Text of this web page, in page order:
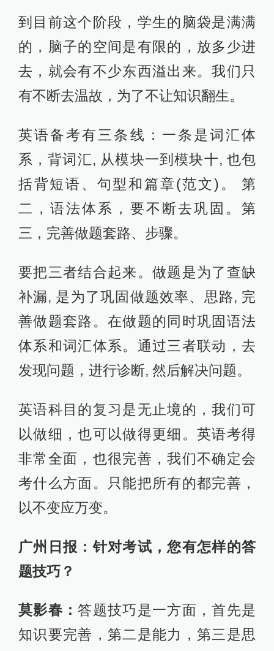
到目前这个阶段，学生的脑袋是满满
的，脑子的空间是有限的，放多少进
去，就会有不少东西溢出来。我们只
有不断去温故，为了不让知识翻生。
英语备考有三条线：一条是词汇体
系，背词汇, 从模块一到模块十, 也包
括背短语、句型和篇章(范文)。 第
二，语法体系，要不断去巩固。第
三，完善做题套路、步骤。
要把三者结合起来。做题是为了查缺
补漏, 是为了巩固做题效率、思路, 完
善做题套路。在做题的同时巩固语法
体系和词汇体系。通过三者联动，去
发现问题，进行诊断, 然后解决问题。
英语科目的复习是无止境的，我们可
以做细，也可以做得更细。英语考得
非常全面，也很完善，我们不确定会
考什么方面。只能把所有的都完善，
以不变应万变。
广州日报：针对考试，您有怎样的答
题技巧？
莫影春： 答题技巧是一方面，首先是
知识要完善，第二是能力，第三是思